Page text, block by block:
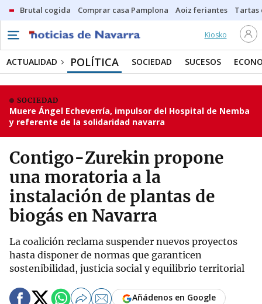
Brutal cogida Comprar casa Pamplona Aoiz feriantes Tartas
Kiosko
ACTUALIDAD POLÍTICA SOCIEDAD SUCESOS
SOCIEDAD
Muere Ángel Echeverría, impulsor del Hospital de Nemba
y referente de la solidaridad navarra
Contigo-Zurekin propone
una moratoria a la
instalación de plantas de
biogás en Navarra
La coalición reclama suspender nuevos proyectos
hasta disponer de normas que garanticen
sostenibilidad, justicia social y equilibrio territorial
Añádenos en Google